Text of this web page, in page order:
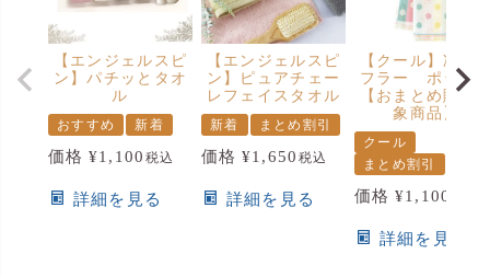
【エンジェルスピ
ン】パチッとタオ
ル
おすすめ 新着
価格 ¥1,100 税込
詳細を見る
【エンジェルスピ
ン】ピュアチェー
レフェイスタオル
新着 まとめ割引
価格 ¥1,650 税込
詳細を見る
【クール】冷感
フラー ポップ
【おまとめ購入
象商品】
クール
まとめ割引
価格 ¥1,100
詳細を見る